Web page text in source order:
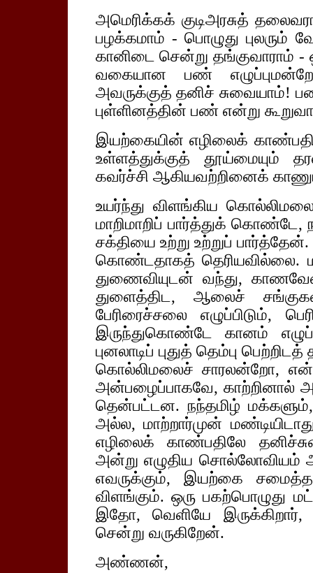
அமெரிக்கக் குடிஅரசுத்
பழக்கமாம் - பொழுது புலரும்
கானிடை சென்று தங்குவாராம்
வகையான பண்
அவருக்குத் தனிச்
புள்ளினத்தின் பண் என்று
இயற்கையின் எழிலைக்
உள்ளத்துக்குத் தூய்மையும்
கவர்ச்சி ஆகியவற்றினைக்
உயர்ந்து விளங்கிய
மாறிமாறிப் பார்த்துக்
சக்தியை உற்று உற்றுப்
கொண்டதாகத் தெரியவில்லை.
துணைவியுடன் வந்து,
துளைத்திட, ஆலைச்
பேரிரைச்சலை எழுப்பிடும்,
இருந்துகொண்டே கானம்
புனலாடிப் புதுத் தெம்பு
கொல்லிமலைச் சாரலன்றோ,
அன்பழைப்பாகவே, காற்றினால்
தென்பட்டன. நந்தமிழ் மக்களும்,
அல்ல, மாற்றார்முன்
எழிலைக் காண்பதிலே
அன்று எழுதிய சொல்லோவியம்
எவருக்கும், இயற்கை
விளங்கும். ஒரு பகற்பொழுது
இதோ, வெளியே
சென்று வருகிறேன்.
அண்ணன்,